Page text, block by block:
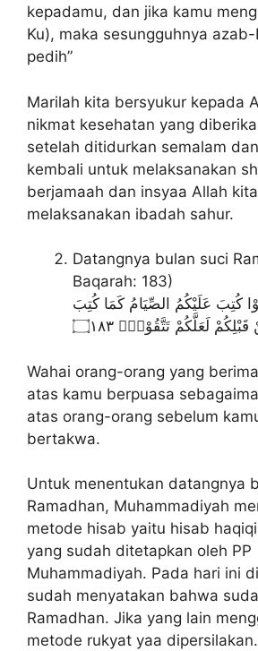
kepadamu, dan jika kamu
Ku), maka sesungguhnya
pedih”
Marilah kita bersyukur kepada
nikmat kesehatan yang
setelah ditidurkan semalam
kembali untuk melaksanakan
berjamaah dan insyaa Allah
melaksanakan ibadah sahur.
Datangnya bulan suci
Baqarah: 183)
كُتِبَ عَلَيْكُمُ الصِّيَامُ كَمَا كُتِبَ
لَعَلَّكُمْ تَتَّقُوْنَۙ ۝١٨٣
Wahai orang-orang yang
atas kamu berpuasa
atas orang-orang sebelum
bertakwa.
Untuk menentukan datangnya
Ramadhan, Muhammadiyah
metode hisab yaitu hisab
yang sudah ditetapkan oleh PP
Muhammadiyah. Pada hari ini
sudah menyatakan bahwa
Ramadhan. Jika yang lain
metode rukyat yaa dipersilakan.